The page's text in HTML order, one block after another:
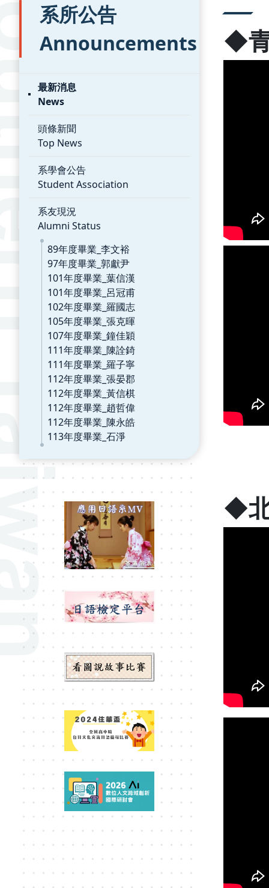
系所公告
Announcements
最新消息
News
頭條新聞
Top News
系學會公告
Student Association
系友現況
Alumni Status
89年度畢業_李文裕
97年度畢業_郭獻尹
101年度畢業_葉信漢
101年度畢業_呂冠甫
102年度畢業_羅國志
105年度畢業_張克暉
107年度畢業_鐘佳穎
111年度畢業_陳詮錡
111年度畢業_羅子寧
112年度畢業_張晏郡
112年度畢業_黃信棋
112年度畢業_趙哲偉
112年度畢業_陳永皓
113年度畢業_石淨
◆
◆